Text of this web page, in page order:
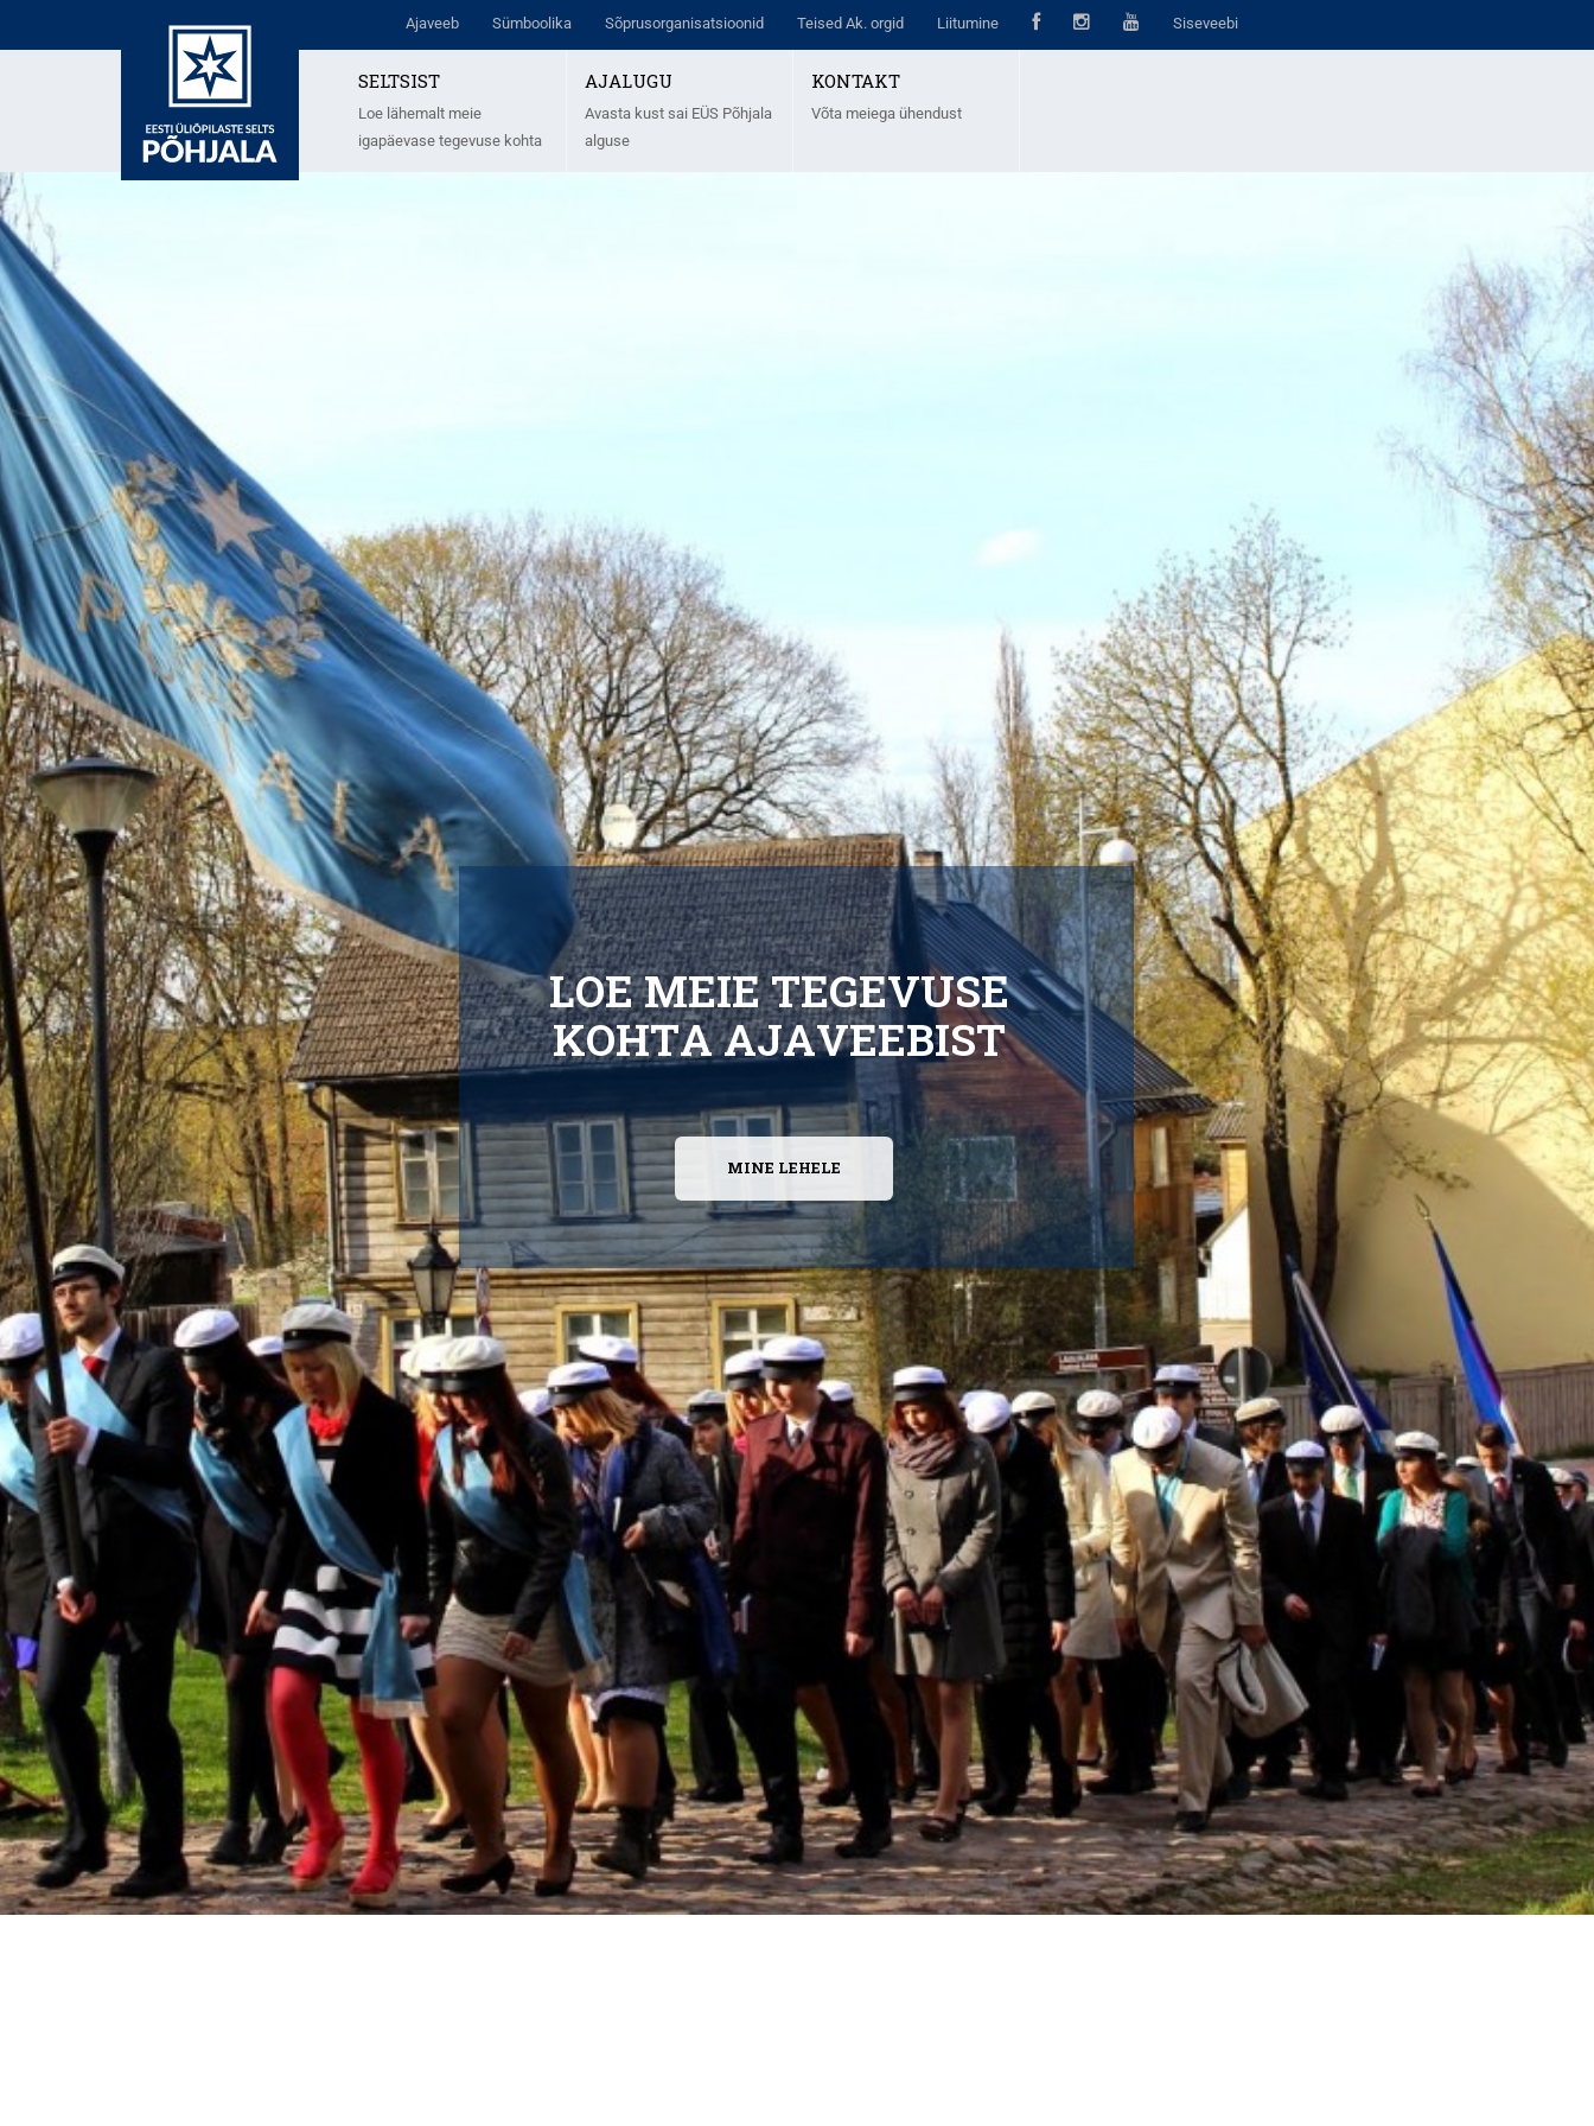
Ajaveeb Sümboolika Sõprusorganisatsioonid Teised Ak. orgid Liitumine Siseveebi
SELTSIST
Loe lähemalt meie
igapäevase tegevuse kohta
AJALUGU
Avasta kust sai EÜS Põhjala
alguse
KONTAKT
Võta meiega ühendust
LOEMEIETEGEVUSE
KOHTAAJAVEEBIST
MINE LEHELE